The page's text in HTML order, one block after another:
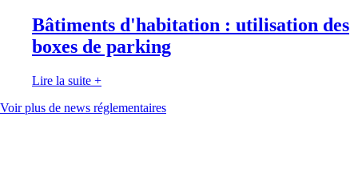
Bâtiments d'habitation : utilisation des
boxes de parking
Lire la suite +
Voir plus de news réglementaires